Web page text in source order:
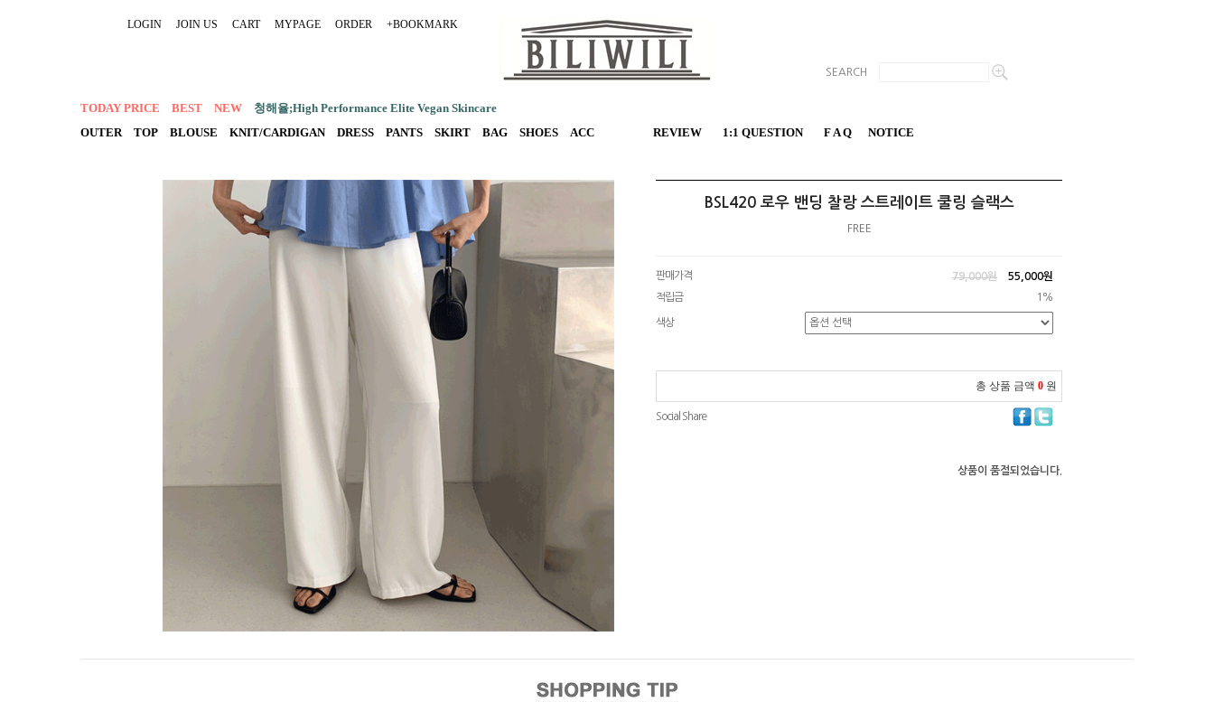
LOGIN JOIN US CART MYPAGE ORDER +BOOKMARK
SEARCH
TODAY PRICE BEST NEW
청해율;High Performance Elite Vegan Skincare
OUTER
TOP BLOUSE KNIT/CARDIGAN DRESS PANTS SKIRT BAG SHOES ACC REVIEW 1:1 QUESTION F A Q NOTICE
BSL420 로우 밴딩 찰랑 스트레이트 쿨링 슬랙스
FREE
판매가격 79,000원 55,000원
적립금
1%
색상
총 상품 금액 0 원
Social Share
상품이 품절되었습니다.